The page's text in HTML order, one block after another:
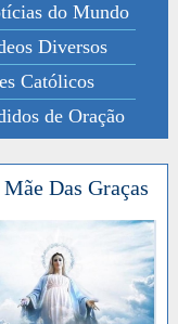
do Mundo
Diversos
Católicos
de Oração
Das Graças